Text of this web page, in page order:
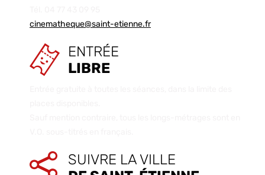
cinematheque@saint-etienne.fr
ENTRÉE
LIBRE
SUIVRE LA VILLE